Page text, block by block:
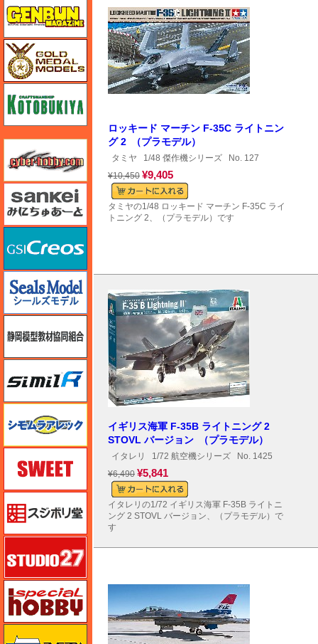
ロッキード マーチン F-35C ライトニン
グ 2 （プラモデル）
タミヤ 1/48 傑作機シリーズ No. 127
¥10,450 ¥9,405
タミヤの1/48 ロッキード マーチン F-35C ライ
トニング 2、（プラモデル）です
イギリス海軍 F-35B ライトニング 2
STOVL バージョン （プラモデル）
イタレリ 1/72 航空機シリーズ No. 1425
¥6,490 ¥5,841
イタレリの1/72 イギリス海軍 F-35B ライトニ
ング 2 STOVL バージョン、（プラモデル）で
す
ゴールドメダルモデルズ
コトブキヤ
サイバーホビー
さんけい みにちゅあーと
シールズモデル
静岡模型協同組合
シミラー（similR）
シモムラアレック
スイート（SWEET）
スジボリ堂
スペシャルホビー
ズベズダ（Zvezda）